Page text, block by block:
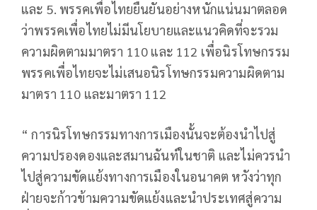
และ 5. พรรคเพื่อไทยยืนยันอย่างหนักแน่นมาตลอด
ว่าพรรคเพื่อไทยไม่มีนโยบายและแนวคิดที่จะรวม
ความผิดตามมาตรา 110 และ 112 เพื่อนิรโทษกรรม
พรรคเพื่อไทยจะไม่เสนอนิรโทษกรรมความผิดตาม
มาตรา 110 และมาตรา 112
“ การนิรโทษกรรมทางการเมืองนั้นจะต้องนำไปสู่
ความปรองดองและสมานฉันท์ในชาติ และไม่ควรนำ
ไปสู่ความขัดแย้งทางการเมืองในอนาคต หวังว่าทุก
ฝ่ายจะก้าวข้ามความขัดแย้งและนำประเทศสู่ความ